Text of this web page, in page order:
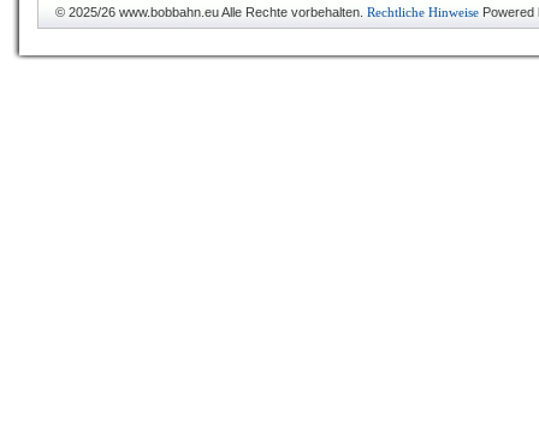
© 2025/26 www.bobbahn.eu Alle Rechte vorbehalten. Rechtliche Hinweise Powered